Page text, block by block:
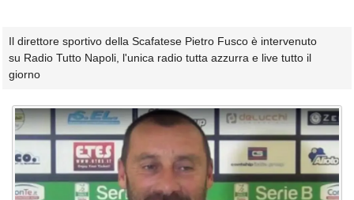
Il direttore sportivo della Scafatese Pietro Fusco è intervenuto
su Radio Tutto Napoli, l'unica radio tutta azzurra e live tutto il
giorno